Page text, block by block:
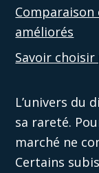
améliorés
Savoir
L’univers du
sa rareté.
marché ne
Certains